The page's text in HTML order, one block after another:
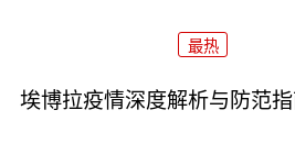
最热
埃博拉疫情深度解析与防范